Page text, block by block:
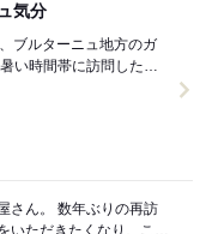
気分
ブルターニュ地方のガ
りの再訪
いただきたくなり、この